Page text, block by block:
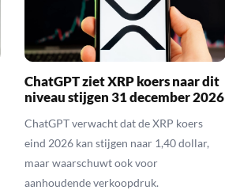
ChatGPT ziet XRP koers naar dit
niveau stijgen 31 december 2026
ChatGPT verwacht dat de XRP koers
eind 2026 kan stijgen naar 1,40 dollar,
maar waarschuwt ook voor
aanhoudende verkoopdruk.